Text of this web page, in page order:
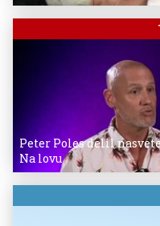
Peter Poles delil
Na lovu